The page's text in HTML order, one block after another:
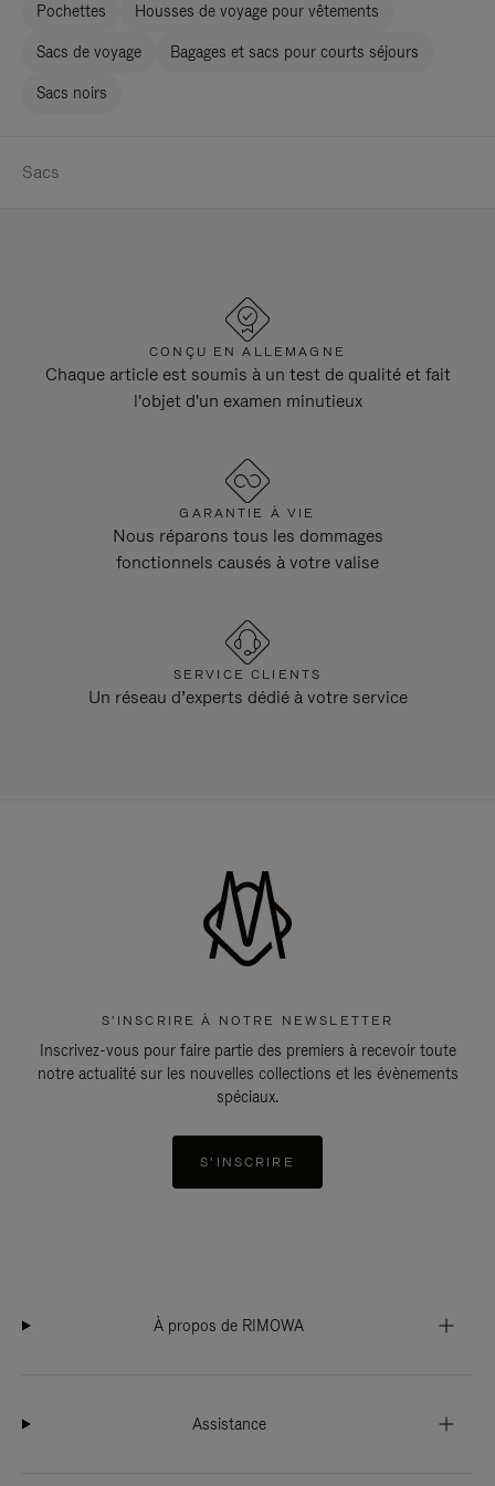
Pochettes Housses de voyage pour vêtements
Sacs de voyage Bagages et sacs pour courts séjours
Sacs noirs
Sacs
CONÇU EN ALLEMAGNE
Chaque article est soumis à un test de qualité et fait
l'objet d'un examen minutieux
GARANTIE À VIE
Nous réparons tous les dommages
fonctionnels causés à votre valise
SERVICE CLIENTS
Un réseau d’experts dédié à votre service
S'INSCRIRE À NOTRE NEWSLETTER
Inscrivez-vous pour faire partie des premiers à recevoir toute
notre actualité sur les nouvelles collections et les évènements
spéciaux.
S'INSCRIRE
À propos de RIMOWA
Assistance